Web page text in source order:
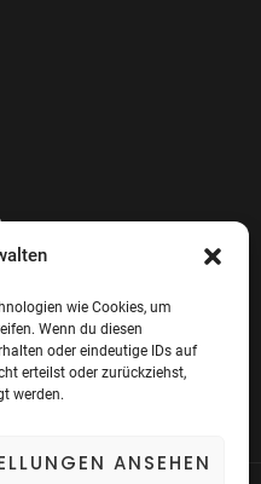
wie Cookies, um
Wenn du diesen
oder eindeutige IDs auf
erteilst oder zurückziehst,
werden.
ANSEHEN